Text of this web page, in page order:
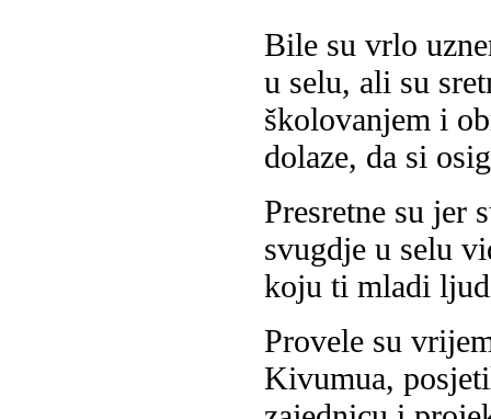
Bile su vrlo
u selu, ali su
školovanjem i
dolaze, da si
Presretne su jer
svugdje u selu
koju ti mladi
Provele su
Kivumua,